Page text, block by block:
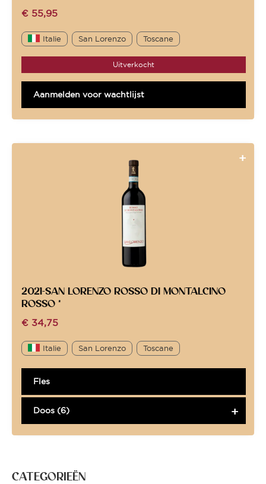
CATEGORIEËN
€ 55,95
Italie San Lorenzo Toscane
Uitverkocht
Aanmelden voor wachtlijst
2021-SAN LORENZO ROSSO DI MONTALCINO
ROSSO *
€ 34,75
Italie San Lorenzo Toscane
Fles
Doos (6)